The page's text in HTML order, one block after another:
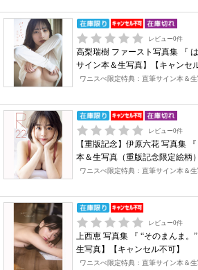
レビュー0件
高梨瑞樹 ファースト写真集 『
サイン本＆生写真】【キャンセ
ワニスぺ限定特典：直筆サイン本＆
レビュー0件
【重版記念】伊原六花 写真集
本＆生写真（重版記念限定絵柄
ワニスぺ限定特典：直筆サイン本＆
レビュー0件
上西恵 写真集 『 “そのまんま。
生写真】【キャンセル不可】
ワニスぺ限定特典：直筆サイン本＆